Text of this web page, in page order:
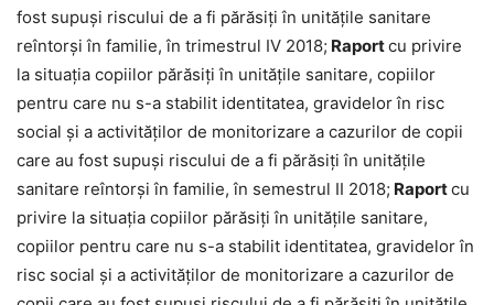
fost supuși riscului de a fi părăsiți în unitățile sanitare
reîntorși în familie, în trimestrul IV 2018; Raportcu privire
la situația copiilor părăsiți în unitățile sanitare, copiilor
pentru care nu s-a stabilit identitatea, gravidelor în risc
social și a activităților de monitorizare a cazurilor de copii
care au fost supuși riscului de a fi părăsiți în unitățile
sanitare reîntorși în familie, în semestrul II 2018; Raportcu
privire la situația copiilor părăsiți în unitățile sanitare,
copiilor pentru care nu s-a stabilit identitatea, gravidelor în
risc social și a activităților de monitorizare a cazurilor de